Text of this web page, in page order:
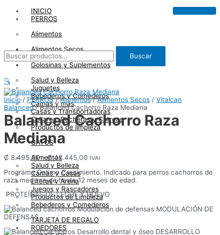
INICIO
PERROS
Alimentos
Alimentos Secos
Alimentos Húmedos
Golosinas y Suplementos
Salud y Belleza
Juguetes
Bebederos y Comederos
Camas y más
Casas y Transportadoras
Collares, Pecheras y Correas
Productos de limpieza
GATOS
Alimentos
Salud y Belleza
Camas y Casas
Literas y Arena
Juegos y Rascadores
Productos de Limpieza
Bebederos y Comederos
TARJETA DE REGALO
ROEDORES
Buscar
por:
Buscar
🔍
Inicio / PERROS/Alimentos/Alimentos Secos / Vitalcan
Balanced/ Balanced Cachorro Raza Mediana
Balanced Cachorro Raza
Mediana
₡ 8.495,00 - ₡42.445,00 Rango
precios:
desde
₡ 8.495,00
hasta
₡ 42.445,00
IVAI
Programa Óptimo Crecimiento. Indicado para perros cachorros de
raza mediana de hasta 12 meses de edad.
PROTEÍNAS DE LECHE Y HUEVO
MODULACIÓN DE
DEFENSAS
DESARROLLO